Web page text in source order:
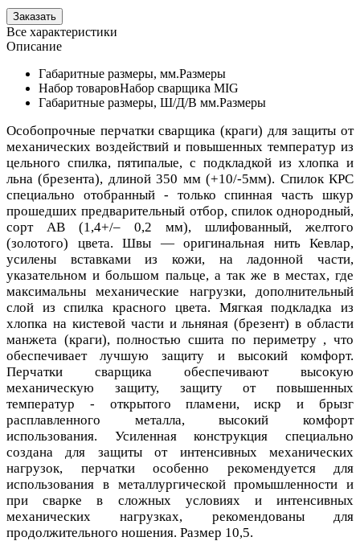
Все характеристики
Описание
Габаритные размеры, мм.Размеры
Набор товаровНабор сварщика MIG
Габаритные размеры, Ш/Д/В мм.Размеры
Особопрочные перчатки сварщика (краги) для защиты от
механических воздействий и повышенных температур из
цельного спилка, пятипалые, с подкладкой из хлопка и
льна (брезента), длиной 350 мм (+10/-5мм). Спилок КРС
специально отобранный - только спинная часть шкур
прошедших предварительный отбор, спилок однородный,
сорт АВ (1,4+/– 0,2 мм), шлифованный, желтого
(золотого) цвета. Швы — оригинальная нить Кевлар,
усилены вставками из кожи, на ладонной части,
указательном и большом пальце, а так же в местах, где
максимальны механические нагрузки, дополнительный
слой из спилка красного цвета. Мягкая подкладка из
хлопка на кистевой части и льняная (брезент) в области
манжета (краги), полностью сшита по периметру , что
обеспечивает лучшую защиту и высокий комфорт.
Перчатки сварщика обеспечивают высокую
механическую защиту, защиту от повышенных
температур - открытого пламени, искр и брызг
расплавленного металла, высокий комфорт
использования. Усиленная конструкция специально
создана для защиты от интенсивных механических
нагрузок, перчатки особенно рекомендуется для
использования в металлургической промышленности и
при сварке в сложных условиях и интенсивных
механических нагрузках, рекомендованы для
продолжительного ношения. Размер 10,5.